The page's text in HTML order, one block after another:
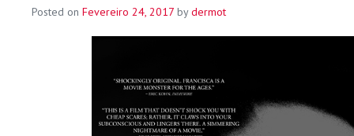
Posted on Fevereiro 24, 2017 bydermot